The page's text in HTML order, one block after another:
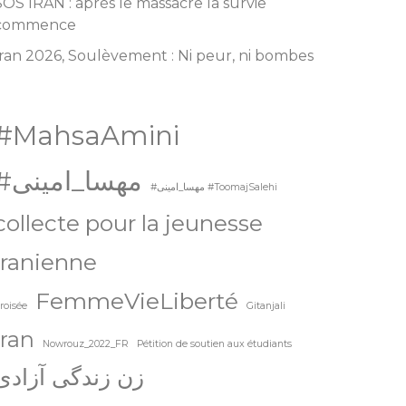
2026, Soulèvement : Ni peur, ni bombes
#مهسا_امینی
#مهسا_امینی #ToomajSalehi
pour la jeunesse
FemmeVieLiberté Gitanjali
Nowrouz_2022_FR Pétition de soutien aux étudiants
زن زندگی